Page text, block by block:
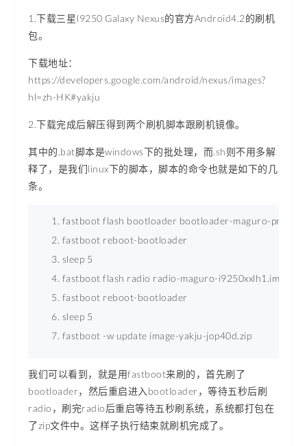
1.下载三星I9250 Galaxy Nexus的官方Android4.2的刷机
包。
下载地址：
https://developers.google.com/android/nexus/images?
hl=zh-HK#yakju
2.下载完成后解压得到两个刷机脚本跟刷机镜像。
其中的.bat脚本是windows下的批处理，而.sh则不用多解
释了，是我们linux下的脚本，脚本的命令也就是如下的几
条。
fastboot flash bootloader bootloader-maguro-
fastboot reboot-bootloader
sleep 5
fastboot flash radio radio-maguro-i9250xxlh1.img
fastboot reboot-bootloader
sleep 5
fastboot -w update image-yakju-jop40d.zip
我们可以看到，就是用fastboot来刷的，首先刷了
bootloader，然后重启进入bootloader，等待五秒后刷
radio，刷完radio后重启等待五秒刷系统，系统都打包在
了zip文件中。这样子执行结束就刷机完成了。